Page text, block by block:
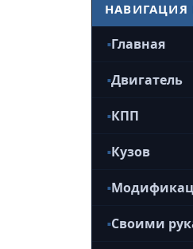
НАВИГАЦИЯ
Главная
Двигатель
КПП
Кузов
Своими